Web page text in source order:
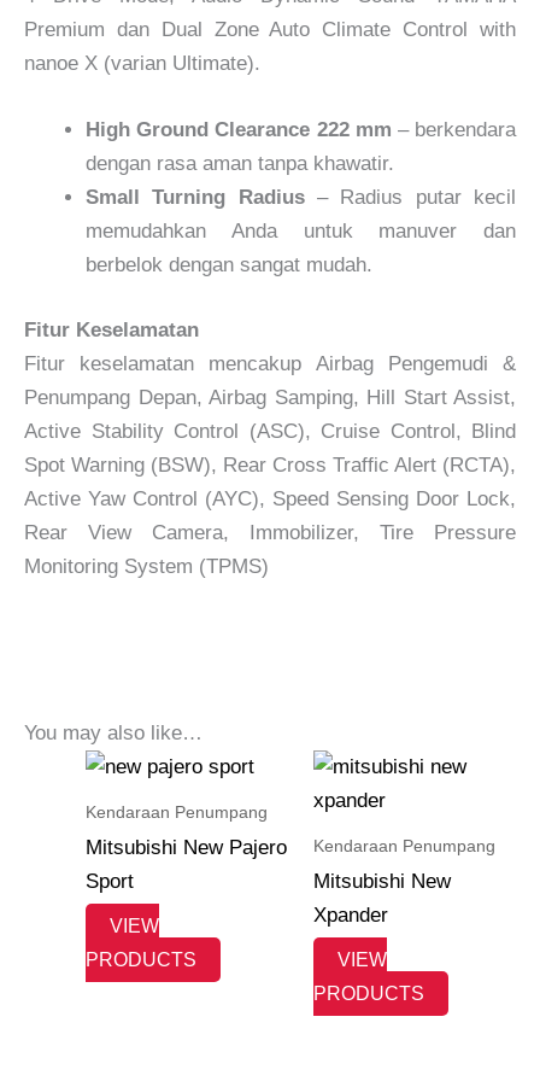
Premium dan Dual Zone Auto Climate Control with
nanoe X (varian Ultimate).
High Ground Clearance 222 mm – berkendara
dengan rasa aman tanpa khawatir.
Small Turning Radius– Radius putar kecil
memudahkan Anda untuk manuver dan
berbelok dengan sangat mudah.
Fitur Keselamatan
Fitur keselamatan mencakup Airbag Pengemudi &
Penumpang Depan, Airbag Samping, Hill Start Assist,
Active Stability Control (ASC), Cruise Control, Blind
Spot Warning (BSW), Rear Cross Traffic Alert (RCTA),
Active Yaw Control (AYC), Speed Sensing Door Lock,
Rear View Camera, Immobilizer, Tire Pressure
Monitoring System (TPMS)
You may also like…
Kendaraan Penumpang
Mitsubishi New Pajero
Sport
VIEW
PRODUCTS
Kendaraan Penumpang
Mitsubishi New
Xpander
VIEW
PRODUCTS